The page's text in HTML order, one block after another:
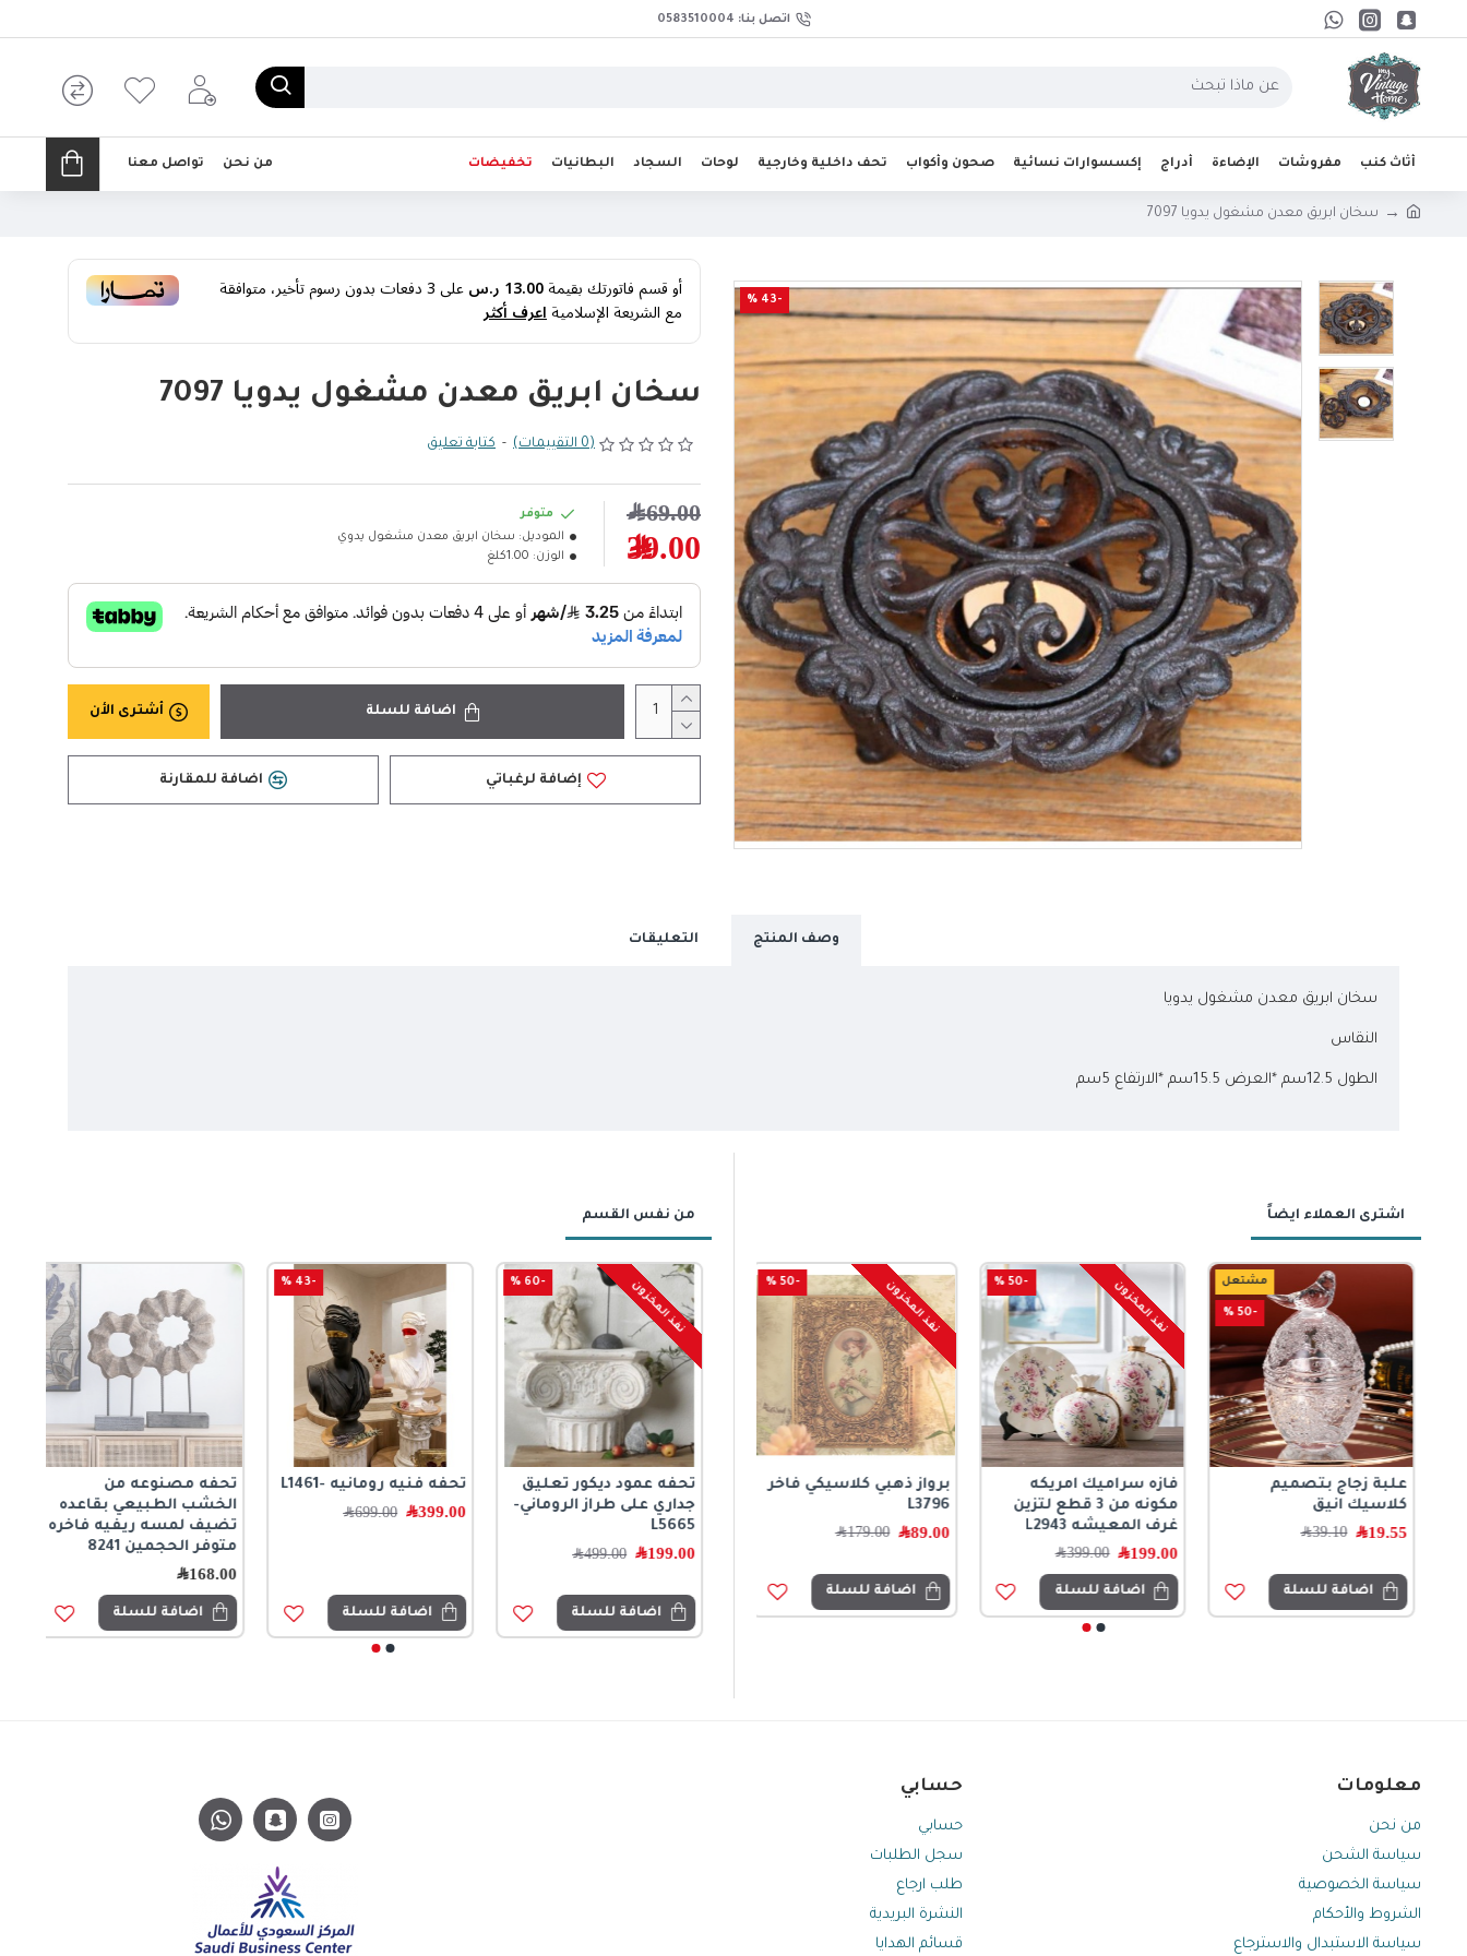
اتصل بنا: 0583510004
أثاث كنب مفروشات الإضاءة أدراج إكسسوارات نسائية صحون وأكواب تحف داخلية وخارجية لوحات السجاد البطانيات تخفيضات من نحن تواصل معنا
سخان ابريق معدن مشغول يدويا 7097
-43 % أو قسم فاتورتك بقيمة13.00 ر.س على3دفعات بدون رسوم تأخير، متوافقة
مع الشريعة الإسلاميةاعرف أكثر
سخان ابريق معدن مشغول يدويا 7097
(0 التقييمات) - كتابة تعليق
39.00﷼
69.00﷼
متوفر
الموديل: سخان ابريق معدن مشغول يدوي
الوزن: 1.00كلغ
اضافة للسلة أشترى الأن
إضافة لرغباتي اضافة للمقارنة
وصف المنتج التعليقات
سخان ابريق معدن مشغول يدويا
النقاس
الطول 12.5سم *العرض 15.5سم *الارتفاع 5سم
اشترى العملاء ايضاً
مشتعل
علبة زجاج بتصميم
كلاسيك انيق
19.55﷼ 39.10﷼
اضافة للسلة
نفذ المخزون
فازه سراميك امريكه
مكونه من 3 قطع لتزين
غرف المعيشه L2943
199.00﷼ 399.00﷼
اضافة للسلة
نفذ المخزون
برواز ذهبي كلاسيكي فاخر
L3796
89.00﷼ 179.00﷼
اضافة للسلة
من نفس القسم
حجز مسبق
مركن سيراميك بطه حجم
85cm
448.50﷼
اضافة للسلة
-50 %
تحفة ديكور فنية
مستوحاة من العمارة
الكلاسيكية القديمة8580
99.00﷼ 199.00﷼
اضافة للسلة
تحفة ريفية مفرغة باللون
الأبيض الفاخر من سراميك
متوفر الحجمين L8639
اضافة للسلة
نفذ المخزون
تحفه عمود ديكور تعليق
جداري على طراز الروماني-
L5665
199.00﷼ 499.00﷼
اضافة للسلة
-43 %
تحفه فنيه رومانيه -L1461
399.00﷼ 699.00﷼
اضافة للسلة
تحفه مصنوعه من
الخشب الطبيعي بقاعده
تضيف لمسه ريفيه فاخره
متوفر الحجمين 8241
168.00﷼
اضافة للسلة
معلومات
من نحن
سياسة الشحن
سياسة الخصوصية
الشروط والأحكام
سياسة الاستبدال والاسترجاع
حسابي
حسابي
سجل الطلبات
طلب ارجاع
النشرة البريدية
قسائم الهدايا